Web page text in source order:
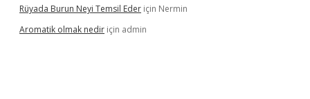
Rüyada Burun Neyi Temsil Eder için Nermin
Aromatik olmak nedir için admin